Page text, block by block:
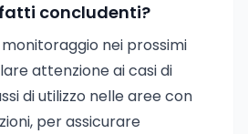
concludenti?
monitoraggio nei prossimi
attenzione ai casi di
di utilizzo nelle aree con
per assicurare